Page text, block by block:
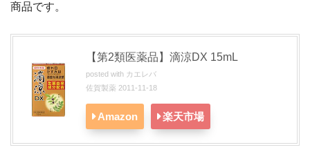
商品です。
【第2類医薬品】滴涼DX 15mL
posted with カエレバ
佐賀製薬 2011-11-18
Amazon 楽天市場